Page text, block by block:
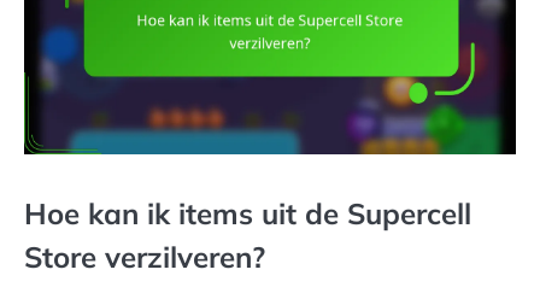
Hoe kan ik items uit de Supercell
Store verzilveren?